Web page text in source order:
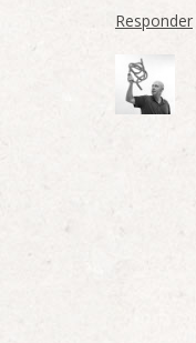
Responder